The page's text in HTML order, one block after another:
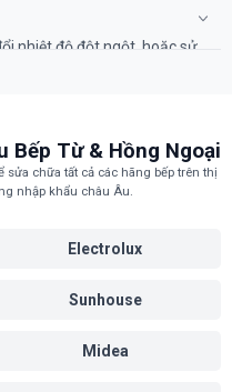
không được, cần kỹ thuật
mạch.
nhiệt độ đột ngột, hoặc sử
Bếp Từ & Hồng Ngoại
chữa tất cả các hãng bếp trên thị
nhập khẩu châu Âu.
Electrolux
Sunhouse
Midea